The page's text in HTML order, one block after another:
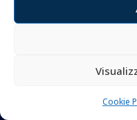
Cookie
Copyright © 2026